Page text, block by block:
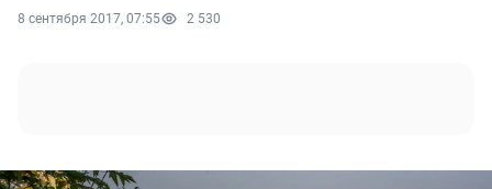
8 сентября 2017, 07:55 2 530